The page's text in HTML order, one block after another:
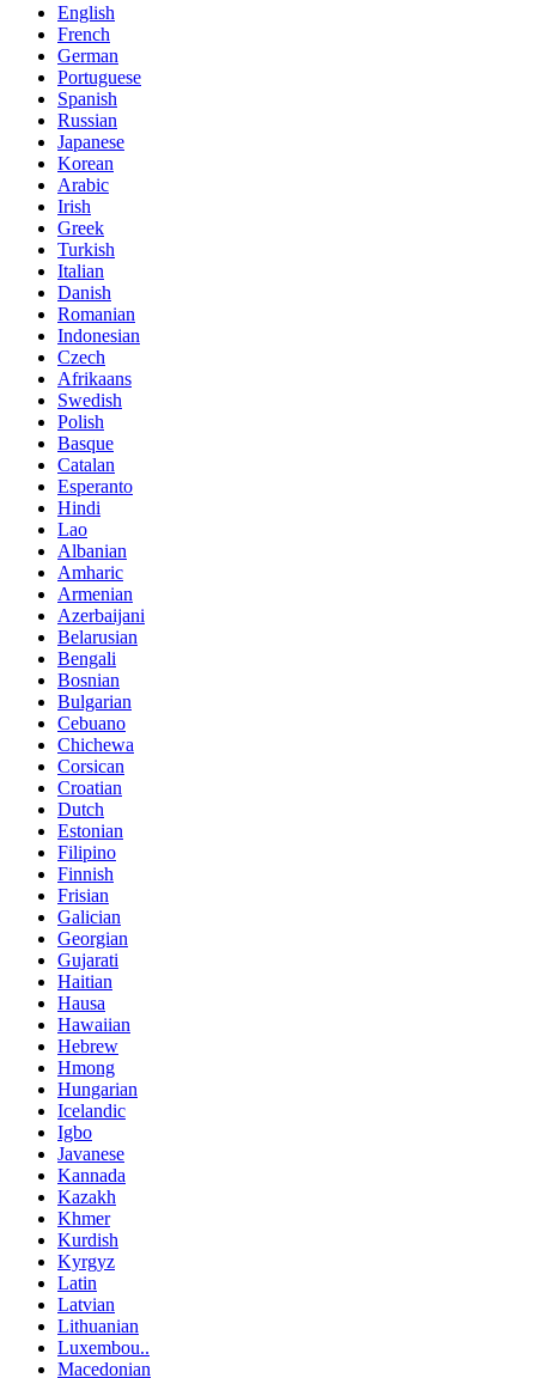
English
French
German
Portuguese
Spanish
Russian
Japanese
Korean
Arabic
Irish
Greek
Turkish
Italian
Danish
Romanian
Indonesian
Czech
Afrikaans
Swedish
Polish
Basque
Catalan
Esperanto
Hindi
Lao
Albanian
Amharic
Armenian
Azerbaijani
Belarusian
Bengali
Bosnian
Bulgarian
Cebuano
Chichewa
Corsican
Croatian
Dutch
Estonian
Filipino
Finnish
Frisian
Galician
Georgian
Gujarati
Haitian
Hausa
Hawaiian
Hebrew
Hmong
Hungarian
Icelandic
Igbo
Javanese
Kannada
Kazakh
Khmer
Kurdish
Kyrgyz
Latin
Latvian
Lithuanian
Luxembou..
Macedonian